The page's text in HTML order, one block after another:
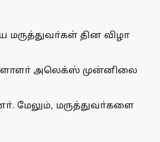
தின விழா
அலெக்ஸ் முன்னிலை
மேலும், மருத்துவா்களை